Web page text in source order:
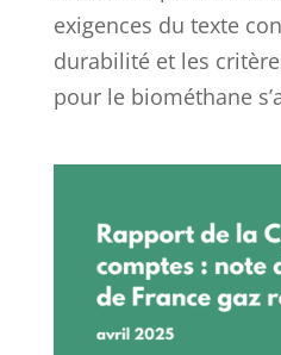
exigences du texte
durabilité et les
pour le biométhane